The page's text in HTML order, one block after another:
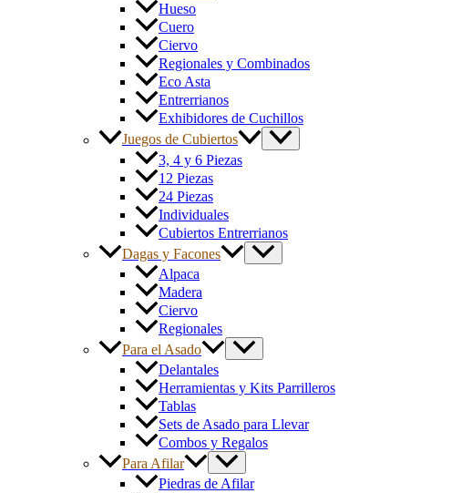
Hueso
Cuero
Ciervo
Regionales y Combinados
Eco Asta
Entrerrianos
Exhibidores de Cuchillos
Juegos de Cubiertos
3, 4 y 6 Piezas
12 Piezas
24 Piezas
Individuales
Cubiertos Entrerrianos
Dagas y Facones
Alpaca
Madera
Ciervo
Regionales
Para el Asado
Delantales
Herramientas y Kits Parrilleros
Tablas
Sets de Asado para Llevar
Combos y Regalos
Para Afilar
Piedras de Afilar